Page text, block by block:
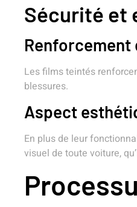
Sécurité et
Renforcement
Les films teintés
blessures.
Aspect
En plus de leur
visuel de toute voiture,